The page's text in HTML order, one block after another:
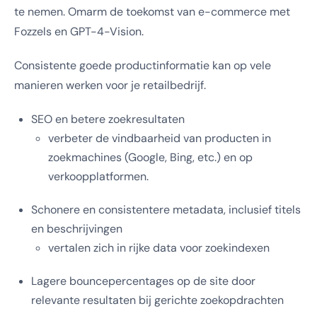
te nemen. Omarm de toekomst van e-commerce met
Fozzels en GPT-4-Vision.
Consistente goede productinformatie kan op vele
manieren werken voor je retailbedrijf.
SEO en betere zoekresultaten
verbeter de vindbaarheid van producten in
zoekmachines (Google, Bing, etc.) en op
verkoopplatformen.
Schonere en consistentere metadata, inclusief titels
en beschrijvingen
vertalen zich in rijke data voor zoekindexen
Lagere bouncepercentages op de site door
relevante resultaten bij gerichte zoekopdrachten